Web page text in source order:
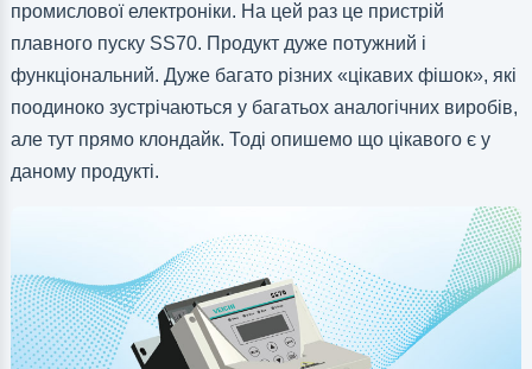
промислової електроніки. На цей раз це пристрій
плавного пуску SS70. Продукт дуже потужний і
функціональний. Дуже багато різних «цікавих фішок», які
поодиноко зустрічаються у багатьох аналогічних виробів,
але тут прямо клондайк. Тоді опишемо що цікавого є у
даному продукті.